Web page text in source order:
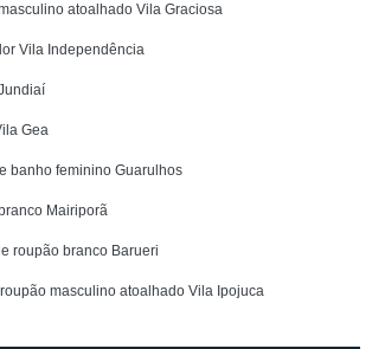
atoalhado Vila Graciosa
Vila Independência
Gea
banho feminino Guarulhos
Mairiporã
roupão branco Barueri
masculino atoalhado Vila Ipojuca